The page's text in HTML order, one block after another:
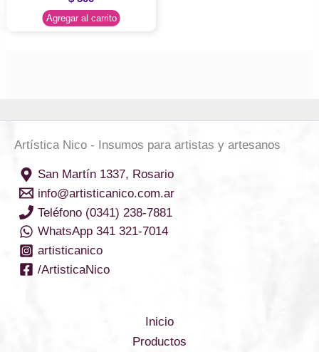
Agregar al carrito
Artística Nico - Insumos para artistas y artesanos
San Martín 1337, Rosario
info@artisticanico.com.ar
Teléfono (0341) 238-7881
WhatsApp 341 321-7014
artisticanico
/ArtisticaNico
Inicio
Productos